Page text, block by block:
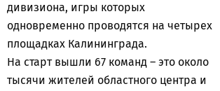
дивизиона, игры которых
одновременно проводятся на четырех
площадках Калининграда.
На старт вышли 67 команд – это около
тысячи жителей областного центра и